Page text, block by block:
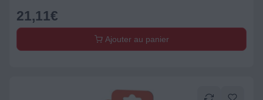
21,11€
Ajouter au panier